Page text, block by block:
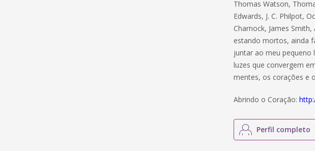
Thomas Watson,
Edwards, J. C. Philpot,
Charnock, James
estando mortos, ainda
juntar ao meu pequeno
luzes que convergem
mentes, os corações e
Abrindo o Coração:
Perfil completo